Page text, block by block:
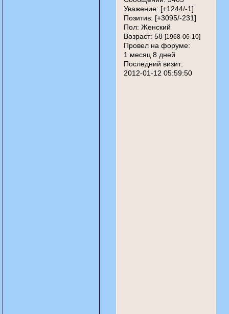
Уважение: [+1244/-1]
Позитив: [+3095/-231]
Пол: Женский
Возраст: 58 [1968-06-10]
Провел на форуме:
1 месяц 8 дней
Последний визит:
2012-01-12 05:59:50